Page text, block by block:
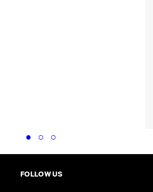
FOLLOW US